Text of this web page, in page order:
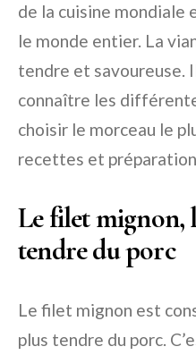
de la cuisine mondiale
le monde entier. La
tendre et savoureuse.
connaître les
choisir le morceau le
recettes et
Le filet mignon,
tendre du porc
Le filet mignon est
plus tendre du porc.